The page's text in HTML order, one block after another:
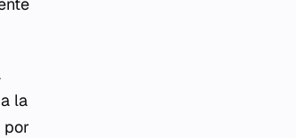
la
por